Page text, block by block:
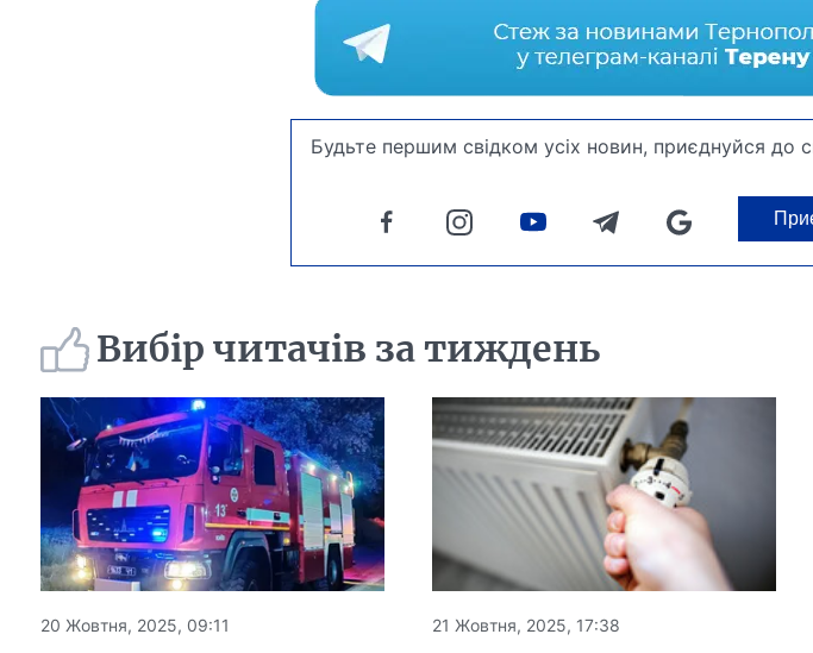
Будьте першим свідком усіх новин, приєднуйся до
Вибір читачів за тиждень
20 Жовтня, 2025, 09:11 21 Жовтня, 2025, 17:38